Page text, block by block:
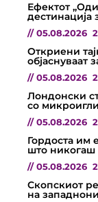
Ефектот
дестинација
// 05.08.2026
Откриени
објаснуваат
// 05.08.2026
Лондонски
со
// 05.08.2026
Гордоста им
што
// 05.08.2026
Скопскиот
на